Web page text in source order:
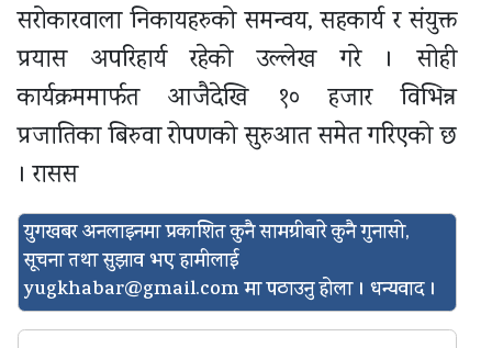
सरोकारवाला निकायहरुको समन्वय, सहकार्य र संयुक्त
प्रयास अपरिहार्य रहेको उल्लेख गरे । सोही
कार्यक्रममार्फत आजैदेखि १० हजार विभिन्न
प्रजातिका बिरुवा रोपणको सुरुआत समेत गरिएको छ
। रासस
युगखबर अनलाइनमा प्रकाशित कुनै सामग्रीबारे कुनै गुनासो,
सूचना तथा सुझाव भए हामीलाई
yugkhabar@gmail.comमा पठाउनु होला । धन्यवाद ।